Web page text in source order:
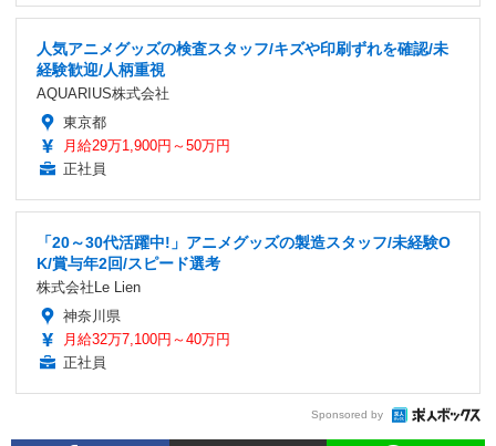
人気アニメグッズの検査スタッフ/キズや印刷ずれを確認/未
経験歓迎/人柄重視
AQUARIUS株式会社
東京都
月給29万1,900円～50万円
正社員
「20～30代活躍中!」アニメグッズの製造スタッフ/未経験O
K/賞与年2回/スピード選考
株式会社Le Lien
神奈川県
月給32万7,100円～40万円
正社員
Sponsored by